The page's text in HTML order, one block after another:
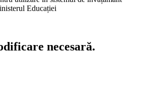
Educației
necesară.